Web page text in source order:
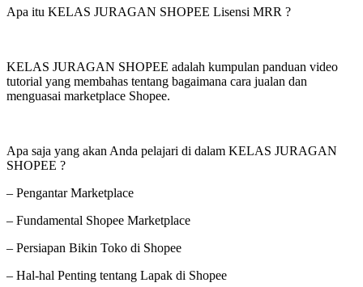
Apa itu KELAS JURAGAN SHOPEE Lisensi MRR ?
KELAS JURAGAN SHOPEE adalah kumpulan panduan video
tutorial yang membahas tentang bagaimana cara jualan dan
menguasai marketplace Shopee.
Apa saja yang akan Anda pelajari di dalam KELAS JURAGAN
SHOPEE ?
– Pengantar Marketplace
– Fundamental Shopee Marketplace
– Persiapan Bikin Toko di Shopee
– Hal-hal Penting tentang Lapak di Shopee